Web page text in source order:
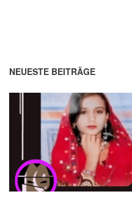
NEUESTE BEITRÄGE